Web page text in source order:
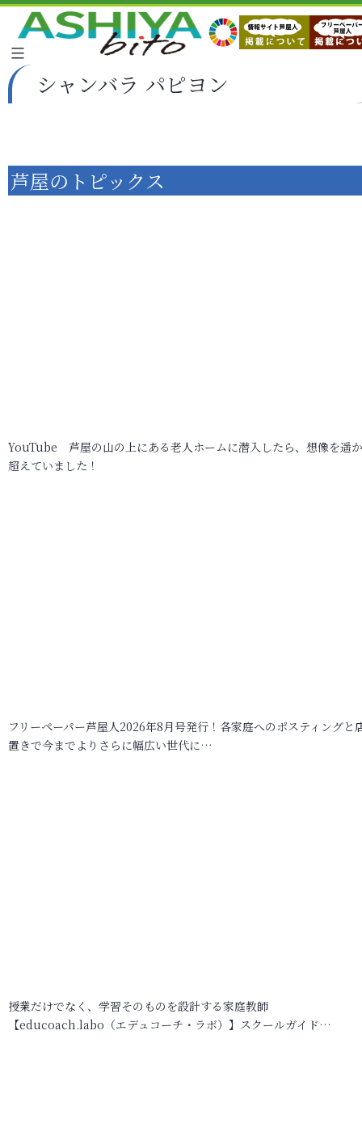
シャンバラ パピヨン
芦屋のトピックス
YouTube 芦屋の山の上にある老人ホームに潜入したら、想像を遥
超えていました！
フリーペーパー芦屋人2026年8月号発行！各家庭へのポスティングと
置きで今までよりさらに幅広い世代に…
授業だけでなく、学習そのものを設計する家庭教師
【educoach.labo（エデュコーチ・ラボ）】スクールガイド…